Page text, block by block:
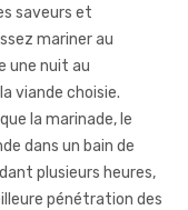
saveurs et
mariner au
une nuit au
viande choisie.
la marinade, le
dans un bain de
plusieurs heures,
pénétration des